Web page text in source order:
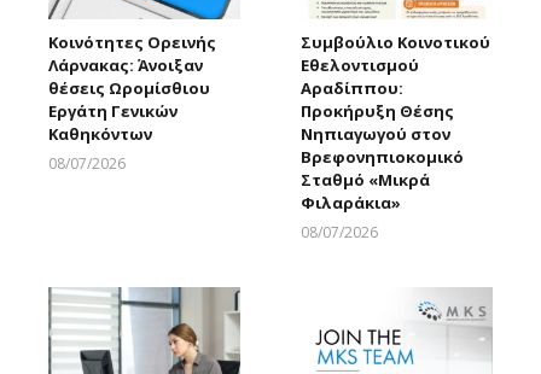
Κοινότητες Ορεινής
Λάρνακας: Άνοιξαν
θέσεις Ωρομίσθιου
Εργάτη Γενικών
Καθηκόντων
08/07/2026
Συμβούλιο Κοινοτικού
Εθελοντισμού
Αραδίππου:
Προκήρυξη Θέσης
Νηπιαγωγού στον
Βρεφονηπιοκομικό
Σταθμό «Μικρά
Φιλαράκια»
08/07/2026